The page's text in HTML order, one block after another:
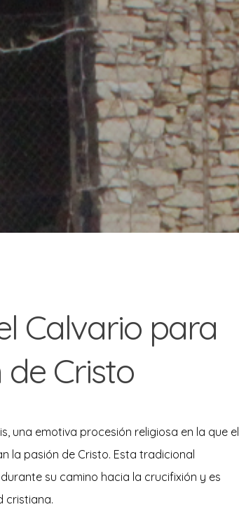
Calvario para
Cristo
una emotiva procesión religiosa en la que el
la pasión de Cristo. Esta tradicional
su camino hacia la crucifixión y es
cristiana.